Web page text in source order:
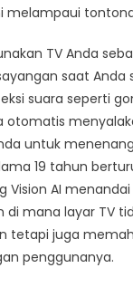
melampaui
TV Anda
saat Anda
suara seperti
otomatis
untuk
19 tahun
Vision AI
mana layar TV
tetapi juga
penggunanya.